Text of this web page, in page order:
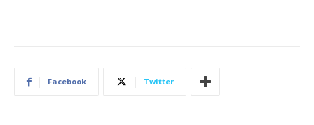
Facebook Twitter